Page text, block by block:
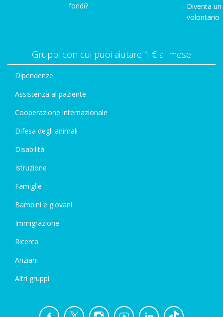
fondi?
Diventa un
volontario
Gruppi con cui puoi aiutare 1 € al mese
Dipendenze
Assistenza al paziente
Cooperazione internazionale
Difesa degli animali
Disabilità
Istruzione
Famiglie
Bambini e giovani
Immigrazione
Ricerca
Anziani
Altri gruppi